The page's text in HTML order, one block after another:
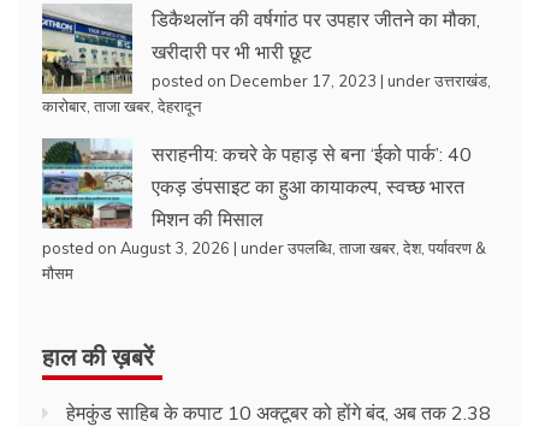
डिकैथलॉन की वर्षगांठ पर उपहार जीतने का मौका,
खरीदारी पर भी भारी छूट
posted on December 17, 2023 | underउत्तराखंड
कारोबार ताजा खबर देहरादून
सराहनीय: कचरे के पहाड़ से बना ‘ईको पार्क’: 40
एकड़ डंपसाइट का हुआ कायाकल्प, स्वच्छ भारत
मिशन की मिसाल
posted on August 3, 2026 | underउपलब्धि ताजा खबर देश, पर्यावरण &
मौसम
हाल की ख़बरें
हेमकुंड साहिब के कपाट 10 अक्टूबर को होंगे बंद, अब तक 2.38